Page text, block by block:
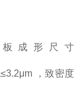
成形尺寸
，致密度